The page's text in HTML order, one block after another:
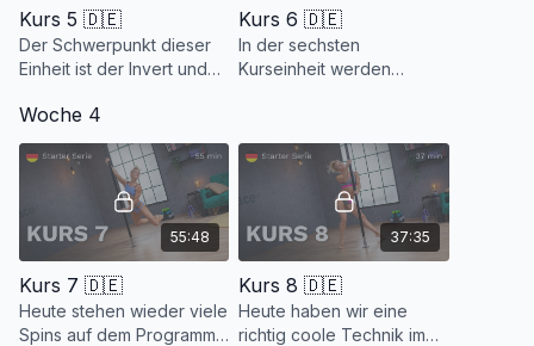
Kurs 5 🇩🇪
Der Schwerpunkt dieser
Einheit ist der Invert und
Natürlich wiederholen wir
auch hier wieder
großzügig.
Kurs 6 🇩🇪
In der sechsten
Kurseinheit werden
und zwar der Chair Spin
mit dem Plié Spin.
Woche 4
55:48
Kurs 7 🇩🇪
Heute stehen wieder viele
Spins auf dem Programm.
37:35
Kurs 8 🇩🇪
Heute haben wir eine
richtig coole Technik im